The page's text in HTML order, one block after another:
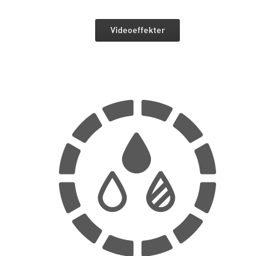
Videoeffekter